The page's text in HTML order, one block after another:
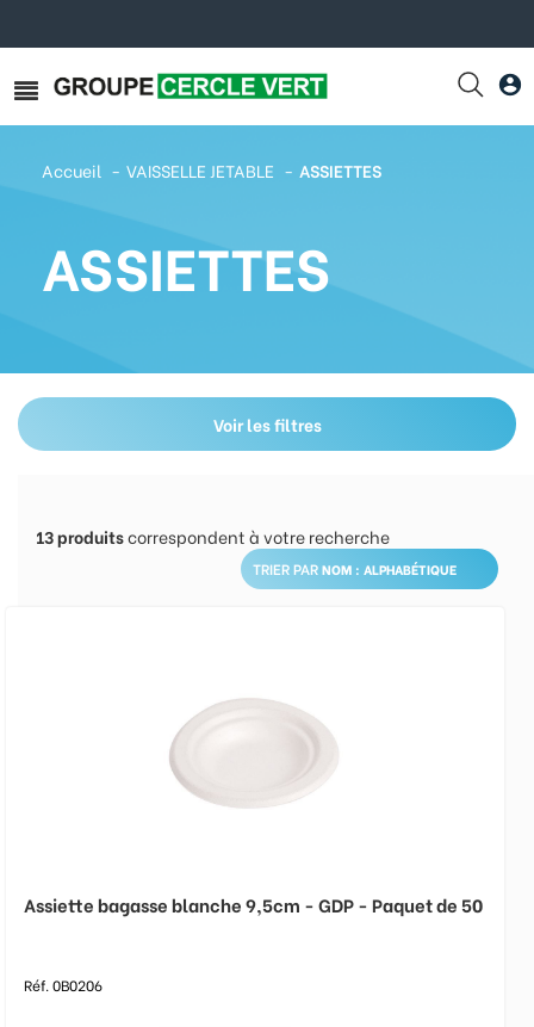
Accueil VAISSELLE JETABLE ASSIETTES
ASSIETTES
Voir les filtres
13produitscorrespondent à votre recherche
TRIER PAR
Assiette bagasse blanche 9,5cm - GDP - Paquet de 50
Réf. 0B0206